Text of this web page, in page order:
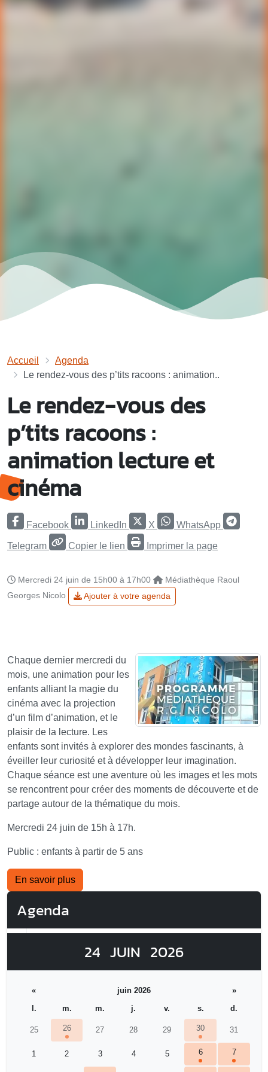
Accueil
Agenda
Le rendez-vous des p’tits racoons : animation..
Le rendez-vous des
p’tits racoons :
animation lecture et
cinéma
Facebook LinkedIn X WhatsApp
Telegram Copier le lien Imprimer la page
Mercredi 24 juin de 15h00 à 17h00
Médiathèque Raoul
Georges Nicolo
Ajouter à votre agenda
Chaque dernier mercredi du
mois, une animation pour les
enfants alliant la magie du
cinéma avec la projection
d’un film d’animation, et le
plaisir de la lecture. Les
enfants sont invités à explorer des mondes fascinants, à
éveiller leur curiosité et à développer leur imagination.
Chaque séance est une aventure où les images et les mots
se rencontrent pour créer des moments de découverte et de
partage autour de la thématique du mois.
Mercredi 24 juin de 15h à 17h.
Public : enfants à partir de 5 ans
En savoir plus
Agenda
24 JUIN 2026
« juin 2026
»
l.
m. m. j. v. s. d.
25 26 27 28 29 30 31
1 2 3 4 5 6 7